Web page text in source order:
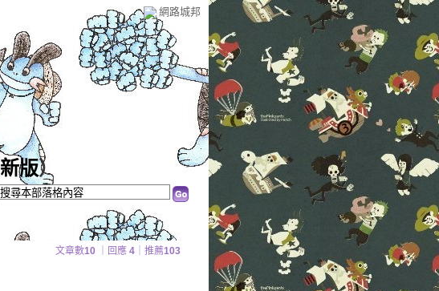
網路城邦
新版）
文章數10 ｜回應 4 ｜推薦103